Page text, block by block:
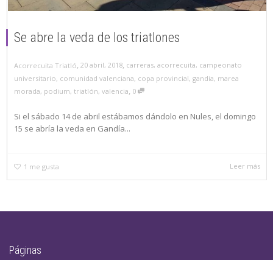
Se abre la veda de los triatlones
Acorrecuita Triatló, 20 abril, 2018, carreras, acorrecuita, campeonato
universitario, comunidad valenciana, copa provincial, gandia, marea
morada, podium, triatlón, valencia 0
Si el sábado 14 de abril estábamos dándolo en Nules, el domingo
15 se abría la veda en Gandía...
1 me gusta Leer más
Páginas